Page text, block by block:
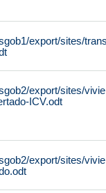
export/sites/
export/sites/
ICV.odt
export/sites/